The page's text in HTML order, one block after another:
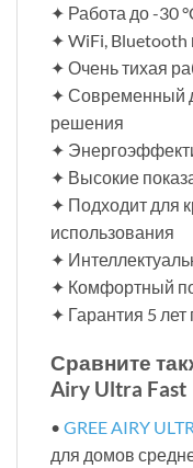
✦ Работа до -30
✦ WiFi, Bluetooth
✦ Очень тихая
✦ Современный
решения
✦
✦ Высокие
✦ Подходит для
использования
✦
✦ Комфортный
✦ Гарантия 5
Сравните
Airy Ultra Fast
• GREE AIRY
для домов